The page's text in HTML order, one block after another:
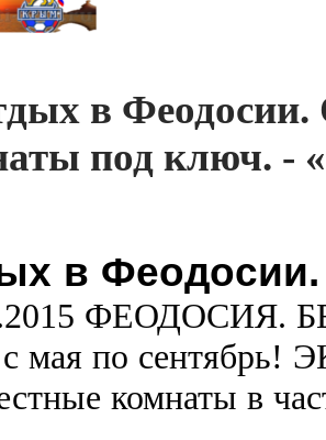
в Феодосии.
под ключ. -
в
ФЕОДОСИЯ.
с мая по
комнаты в